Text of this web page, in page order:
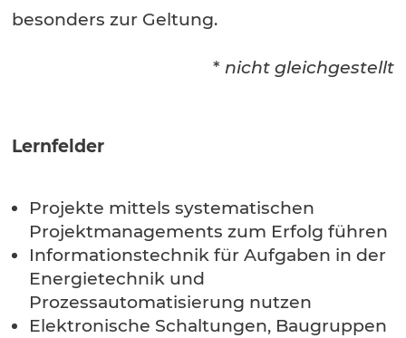
besonders zur Geltung.
* nicht gleichgestellt
Lernfelder
Projekte mittels systematischen
Projektmanagements zum Erfolg führen
Informationstechnik für Aufgaben in der
Energietechnik und
Prozessautomatisierung nutzen
Elektronische Schaltungen, Baugruppen